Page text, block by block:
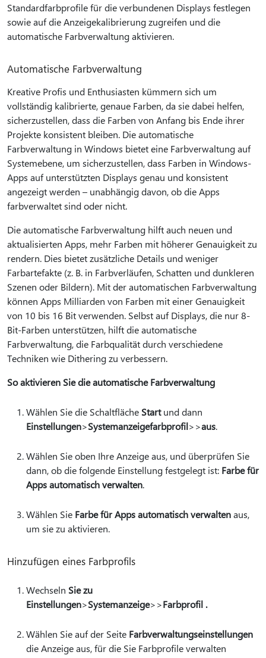
Standardfarbprofile für die verbundenen Displays festlegen
sowie auf die Anzeigekalibrierung zugreifen und die
automatische Farbverwaltung aktivieren.
Automatische Farbverwaltung
Kreative Profis und Enthusiasten kümmern sich um
vollständig kalibrierte, genaue Farben, da sie dabei helfen,
sicherzustellen, dass die Farben von Anfang bis Ende ihrer
Projekte konsistent bleiben. Die automatische
Farbverwaltung in Windows bietet eine Farbverwaltung auf
Systemebene, um sicherzustellen, dass Farben in Windows-
Apps auf unterstützten Displays genau und konsistent
angezeigt werden – unabhängig davon, ob die Apps
farbverwaltet sind oder nicht.
Die automatische Farbverwaltung hilft auch neuen und
aktualisierten Apps, mehr Farben mit höherer Genauigkeit zu
rendern. Dies bietet zusätzliche Details und weniger
Farbartefakte (z. B. in Farbverläufen, Schatten und dunkleren
Szenen oder Bildern). Mit der automatischen Farbverwaltung
können Apps Milliarden von Farben mit einer Genauigkeit
von 10 bis 16 Bit verwenden. Selbst auf Displays, die nur 8-
Bit-Farben unterstützen, hilft die automatische
Farbverwaltung, die Farbqualität durch verschiedene
Techniken wie Dithering zu verbessern.
So aktivieren Sie die automatische Farbverwaltung
Wählen Sie die Schaltfläche Startund dann
Einstellungen>Systemanzeigefarbprofil>>aus.
Wählen Sie oben Ihre Anzeige aus, und überprüfen Sie
dann, ob die folgende Einstellung festgelegt ist: Farbe für
Apps automatisch verwalten.
Wählen Sie Farbe für Apps automatisch verwaltenaus,
um sie zu aktivieren.
Hinzufügen eines Farbprofils
Wechseln Sie zu
Einstellungen>Systemanzeige>>Farbprofil .
Wählen Sie auf der Seite Farbverwaltungseinstellungen
die Anzeige aus, für die Sie Farbprofile verwalten